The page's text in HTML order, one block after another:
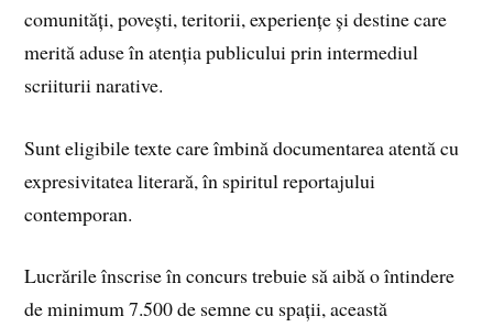
comunități, povești, teritorii, experiențe și destine care
merită aduse în atenția publicului prin intermediul
scriiturii narative.
Sunt eligibile texte care îmbină documentarea atentă cu
expresivitatea literară, în spiritul reportajului
contemporan.
Lucrările înscrise în concurs trebuie să aibă o întindere
de minimum 7.500 de semne cu spații, această